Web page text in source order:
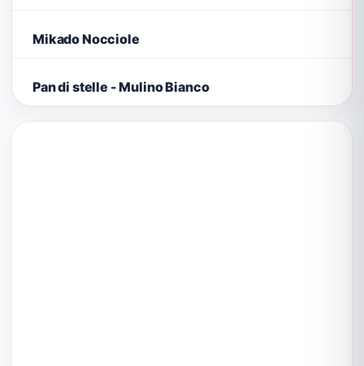
Mikado Nocciole
Pan di stelle - Mulino Bianco